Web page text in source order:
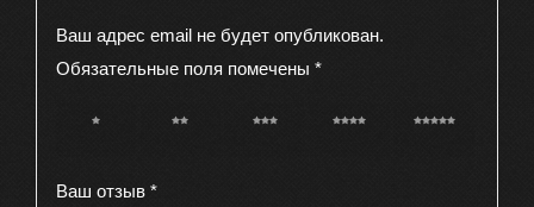
Ваш адрес email не будет опубликован.
Обязательные поля помечены *
1 из 5
2 из 5
3 из 5
4 из 5
5 из 5
Ваш отзыв *